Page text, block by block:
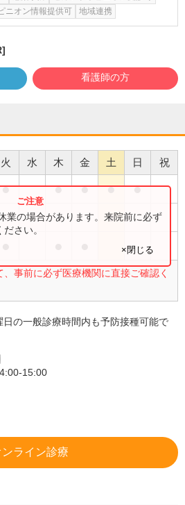
ニオン情報提供可
地域連携
看護師の方
火 水 木 金 土 日 祝
● ● ● ● ●
●
事前に必ず医療機関に直接ご確認く
業の場合があります。来院前に必ず
さい。
×閉じる
の一般診療時間内も予防接種可能で
15:00
ンライン診療